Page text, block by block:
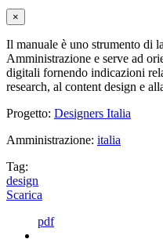
×
Il manuale è uno strumento di
Amministrazione e serve ad
digitali fornendo indicazioni
research, al content design e
Progetto: Designers Italia
Amministrazione: italia
Tag:
design
Scarica
pdf